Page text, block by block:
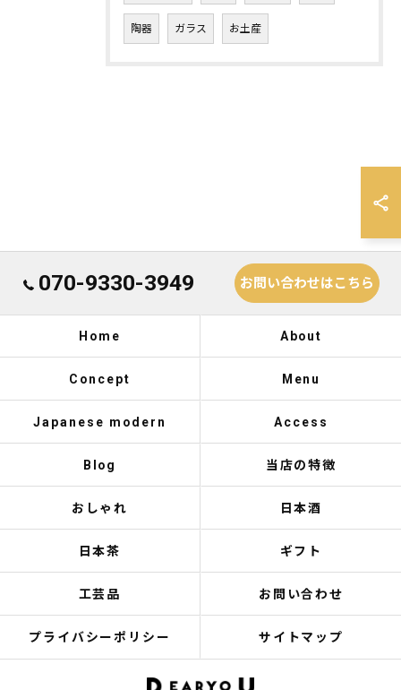
陶器 ガラス お土産
070-9330-3949 お問い合わせはこちら
Home About
Concept Menu
Japanese modern Access
Blog 当店の特徴
おしゃれ 日本酒
日本茶 ギフト
工芸品 お問い合わせ
プライバシーポリシー サイトマップ